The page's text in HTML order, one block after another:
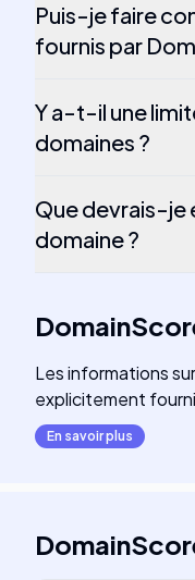
Puis-je faire
fournis par
Y a-t-il une
domaines ?
Que devrais-je
domaine ?
Les informations
explicitement
En savoir plus